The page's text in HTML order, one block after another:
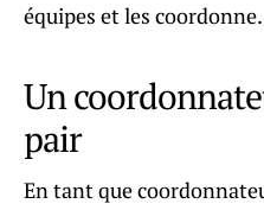
équipes et les coordonne.
Un
pair
En tant que